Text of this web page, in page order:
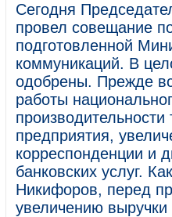
Сегодня
провел совещание
подготовленной
коммуникаций. В
одобрены. Прежде
работы
предприятия,
корреспонденции и
банковских услуг.
Никифоров, перед
увеличению